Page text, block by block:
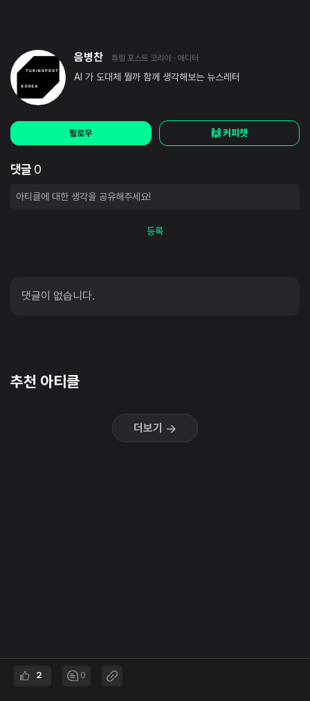
음병찬 튜링 포스트 코리아 · 에디터
AI 가 도대체 뭘까 함께 생각해보는 뉴스레터
팔로우 🙌 커피챗
댓글 0
등록
댓글이 없습니다.
추천 아티클
더보기
2 0